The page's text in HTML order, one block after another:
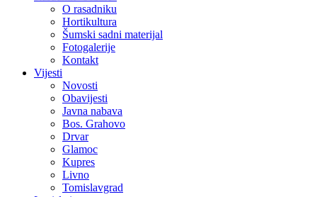
O rasadniku
Hortikultura
Šumski sadni materijal
Fotogalerije
Kontakt
Vijesti
Novosti
Obavijesti
Javna nabava
Bos. Grahovo
Drvar
Glamoc
Kupres
Livno
Tomislavgrad